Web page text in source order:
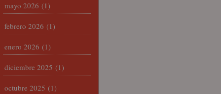
mayo 2026 (1)
febrero 2026 (1)
enero 2026 (1)
diciembre 2025 (1)
octubre 2025 (1)